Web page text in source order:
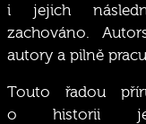
i jejich
zachováno.
autory a pilně
Touto řadou
o historii